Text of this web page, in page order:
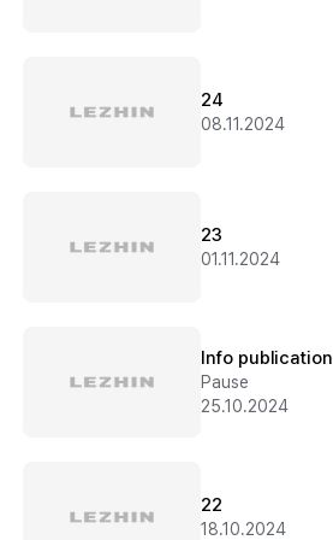
24
08.11.2024
23
01.11.2024
Info publication
Pause
25.10.2024
22
18.10.2024